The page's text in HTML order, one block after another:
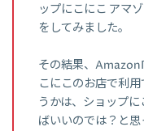
ップにこにこ アマ
をしてみました。
その結果、
こにこのお店で利
うかは、ショップ
ばいいのでは？と思